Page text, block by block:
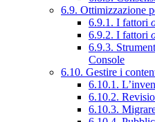
6.9. Ottimizzazione
6.9.1. I fattori
6.9.2. I fattori
6.9.3.
Console
6.10. Gestire i
6.10.1.
6.10.2.
6.10.3.